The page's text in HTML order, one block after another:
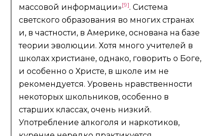
массовой информации»[9]. Система
светского образования во многих странах
и, в частности, в Америке, основана на базе
теории эволюции. Хотя много учителей в
школах христиане, однако, говорить о Боге,
и особенно о Христе, в школе им не
рекомендуется. Уровень нравственности
некоторых школьников, особенно в
старших классах, очень низкий.
Употребление алкоголя и наркотиков,